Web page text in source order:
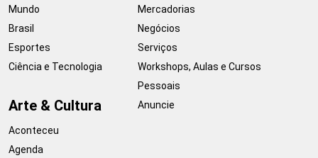
Mundo
Brasil
Esportes
Ciência e Tecnologia
Arte & Cultura
Aconteceu
Agenda
Mercadorias
Negócios
Serviços
Workshops, Aulas e Cursos
Pessoais
Anuncie